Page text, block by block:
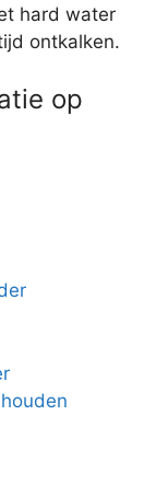
hard water
ontkalken.
op